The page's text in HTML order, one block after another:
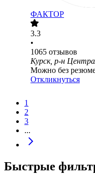
ФАКТОР
3.3
•
1065 отзывов
Курск, р-н
Можно без
Откликнуться
1
2
3
...
Быстрые